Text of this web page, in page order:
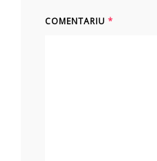
COMENTARIU *